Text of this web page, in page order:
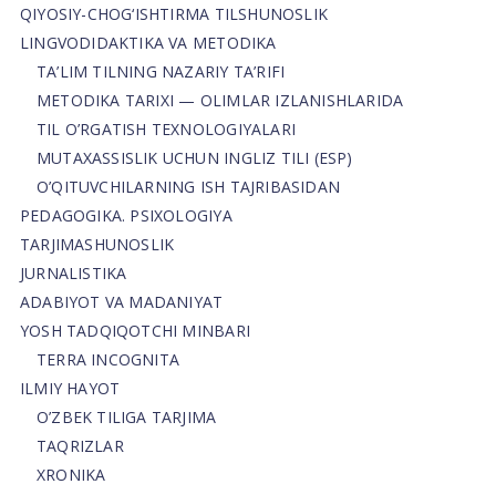
QIYOSIY-CHOG‘ISHTIRMA TILSHUNOSLIK
LINGVODIDAKTIKA VA METODIKA
TA’LIM TILNING NAZARIY TA’RIFI
METODIKA TARIXI — OLIMLAR IZLANISHLARIDA
TIL O’RGATISH TEXNOLOGIYALARI
MUTAXASSISLIK UCHUN INGLIZ TILI (ESP)
O’QITUVCHILARNING ISH TAJRIBASIDAN
PEDAGOGIKA. PSIXOLOGIYA
TARJIMASHUNOSLIK
JURNALISTIKA
ADABIYOT VA MADANIYAT
YOSH TADQIQOTCHI MINBARI
TERRA INCOGNITA
ILMIY HAYOT
O’ZBEK TILIGA TARJIMA
TAQRIZLAR
XRONIKA